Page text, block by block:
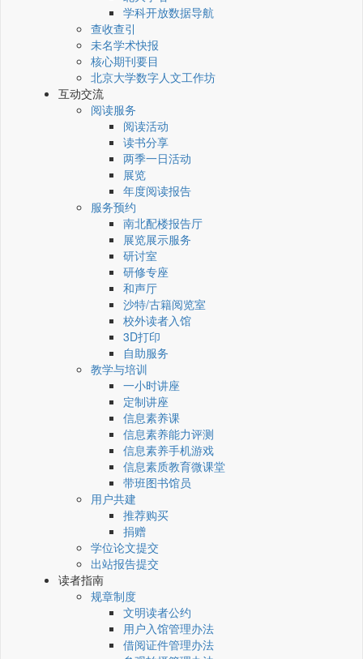
学科开放数据导航
查收查引
未名学术快报
核心期刊要目
北京大学数字人文工作坊
互动交流
阅读服务
阅读活动
读书分享
两季一日活动
展览
年度阅读报告
服务预约
南北配楼报告厅
展览展示服务
研讨室
研修专座
和声厅
沙特/古籍阅览室
校外读者入馆
3D打印
自助服务
教学与培训
一小时讲座
定制讲座
信息素养课
信息素养能力评测
信息素养手机游戏
信息素质教育微课堂
带班图书馆员
用户共建
推荐购买
捐赠
学位论文提交
出站报告提交
读者指南
规章制度
文明读者公约
用户入馆管理办法
借阅证件管理办法